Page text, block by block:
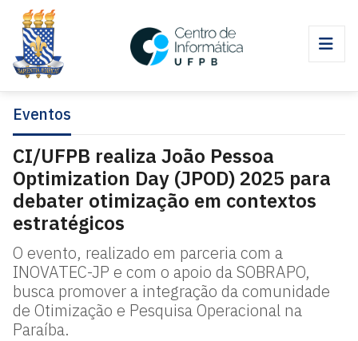
Eventos
CI/UFPB realiza João Pessoa
Optimization Day (JPOD) 2025 para
debater otimização em contextos
estratégicos
O evento, realizado em parceria com a
INOVATEC-JP e com o apoio da SOBRAPO,
busca promover a integração da comunidade
de Otimização e Pesquisa Operacional na
Paraíba.